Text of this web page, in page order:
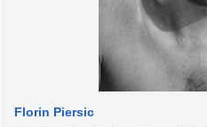
Florin Piersic